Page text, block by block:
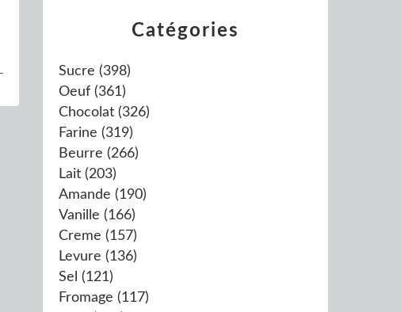
Catégories
Sucre (398)
Oeuf (361)
Chocolat (326)
Farine (319)
Beurre (266)
Lait (203)
Amande (190)
Vanille (166)
Creme (157)
Levure (136)
Sel (121)
Fromage (117)